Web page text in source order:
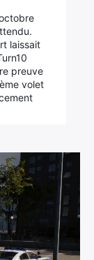
laissait
preuve
volet